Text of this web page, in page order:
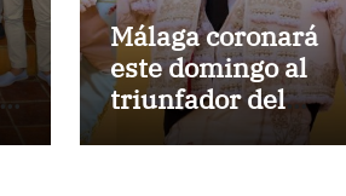
Málaga coronará
este domingo al
triunfador del
Circuito de